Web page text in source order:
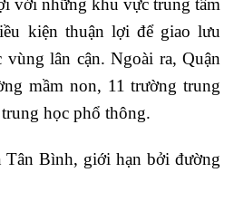
với những khu vực trung tâm
kiện thuận lợi để giao lưu
lân cận. Ngoài ra, Quận
mầm non, 11 trường trung
học phổ thông.
Tân Bình, giới hạn bởi đường